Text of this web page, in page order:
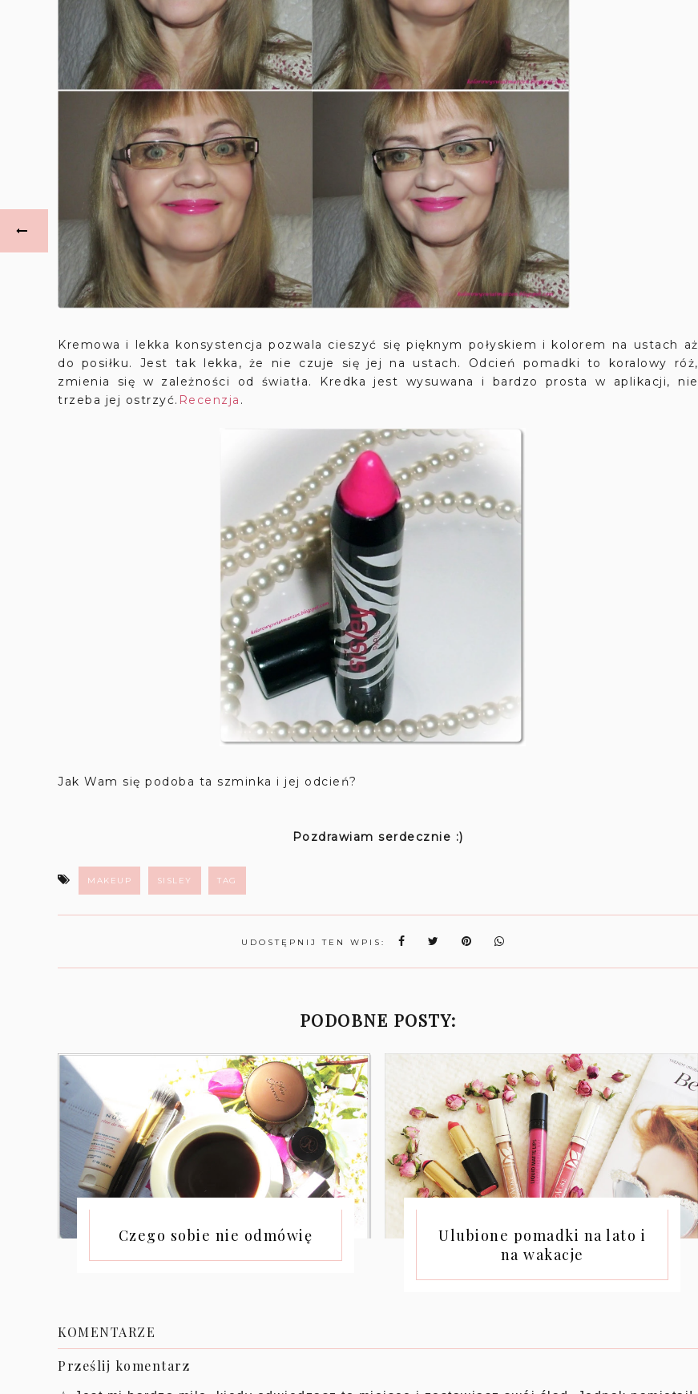
Kremowa i lekka konsystencja pozwala cieszyć się pięknym połyskiem i kolorem na ustach aż
do posiłku. Jest tak lekka, że nie czuje się jej na ustach. Odcień pomadki to koralowy róż,
zmienia się w zależności od światła. Kredka jest wysuwana i bardzo prosta w aplikacji, nie
trzeba jej ostrzyć. Recenzja .
Jak Wam się podoba ta szminka i jej odcień?
Pozdrawiam serdecznie :)
MAKEUP SISLEY TAG
UDOSTĘPNIJ TEN WPIS:
PODOBNE POSTY:
Czego sobie nie odmówię
Ulubione pomadki na lato i
na wakacje
KOMENTARZE
Prześlij komentarz